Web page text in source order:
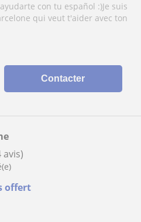
con tu español :)Je suis
qui veut t'aider avec ton
Contacter
offert
avis)